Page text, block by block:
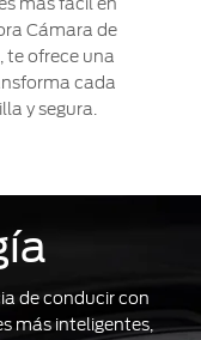
más fácil en
Cámara de
te ofrece una
cada
y segura.
de conducir con
más inteligentes,